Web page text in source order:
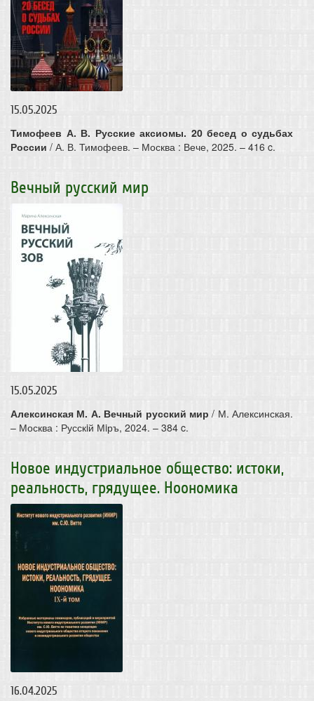
15.05.2025
Тимофеев А. В. Русские аксиомы. 20 бесед о судьбах
России / А. В. Тимофеев. – Москва : Вече, 2025. – 416 c.
Вечный русский мир
15.05.2025
Алексинская М. А. Вечный русский мир / М. Алексинская.
– Москва : Русскiй Мiръ, 2024. – 384 c.
Новое индустриальное общество: истоки,
реальность, грядущее. Ноономика
16.04.2025